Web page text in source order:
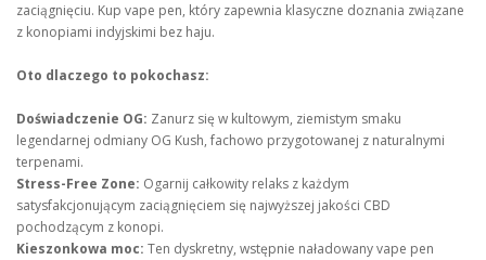
zaciągnięciu. Kup vape pen, który zapewnia klasyczne doznania związane
z konopiami indyjskimi bez haju.
Oto dlaczego to pokochasz:
Doświadczenie OG: Zanurz się w kultowym, ziemistym smaku
legendarnej odmiany OG Kush, fachowo przygotowanej z naturalnymi
terpenami.
Stress-Free Zone: Ogarnij całkowity relaks z każdym
satysfakcjonującym zaciągnięciem się najwyższej jakości CBD
pochodzącym z konopi.
Kieszonkowa moc: Ten dyskretny, wstępnie naładowany vape pen